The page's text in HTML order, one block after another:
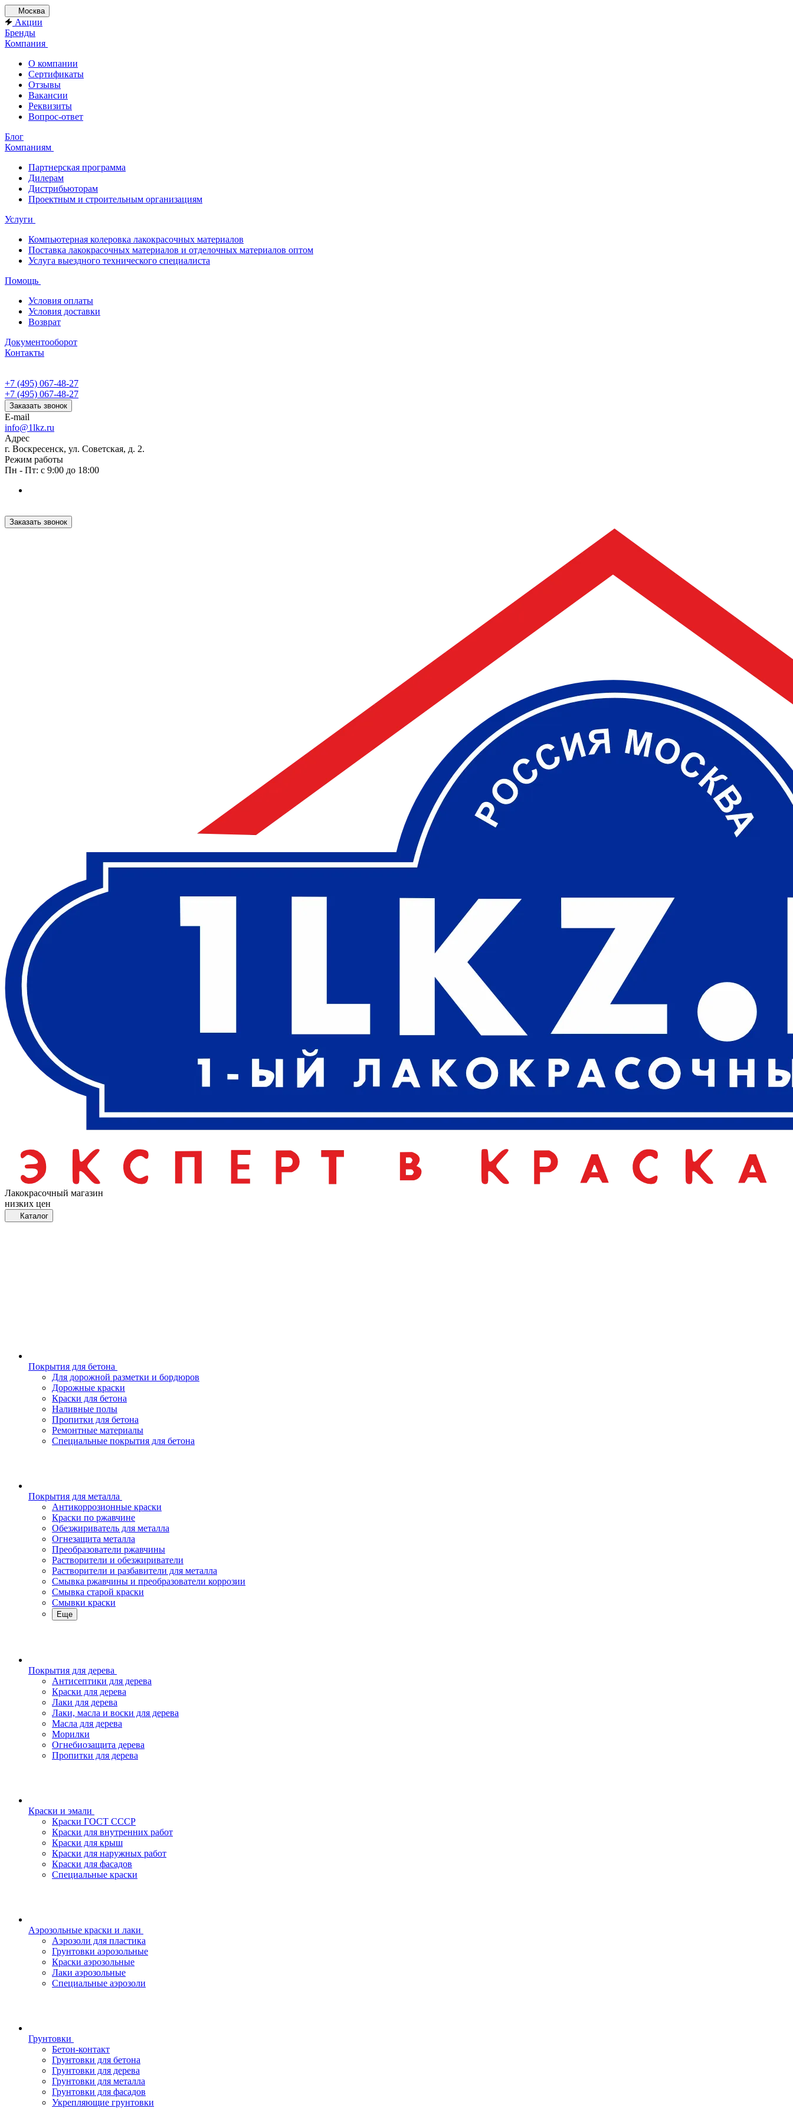
Москва
Акции
Бренды
Компания
О компании
Сертификаты
Отзывы
Вакансии
Реквизиты
Вопрос-ответ
Блог
Компаниям
Партнерская программа
Дилерам
Дистрибьюторам
Проектным и строительным организациям
Услуги
Компьютерная колеровка лакокрасочных материалов
Поставка лакокрасочных материалов и отделочных материалов оптом
Услуга выездного технического специалиста
Помощь
Условия оплаты
Условия доставки
Возврат
Документооборот
Контакты
+7 (495) 067-48-27
+7 (495) 067-48-27
Заказать звонок
E-mail
info@1lkz.ru
Адрес
г. Воскресенск, ул. Советская, д. 2.
Режим работы
Пн - Пт: с 9:00 до 18:00
Заказать звонок
Лакокрасочный магазин
низких цен
Каталог
Покрытия для бетона
Для дорожной разметки и бордюров
Дорожные краски
Краски для бетона
Наливные полы
Пропитки для бетона
Ремонтные материалы
Специальные покрытия для бетона
Покрытия для металла
Антикоррозионные краски
Краски по ржавчине
Обезжириватель для металла
Огнезащита металла
Преобразователи ржавчины
Растворители и обезжириватели
Растворители и разбавители для металла
Смывка ржавчины и преобразователи коррозии
Смывка старой краски
Смывки краски
Еще
Покрытия для дерева
Антисептики для дерева
Краски для дерева
Лаки для дерева
Лаки, масла и воски для дерева
Масла для дерева
Морилки
Огнебиозащита дерева
Пропитки для дерева
Краски и эмали
Краски ГОСТ СССР
Краски для внутренних работ
Краски для крыш
Краски для наружных работ
Краски для фасадов
Специальные краски
Аэрозольные краски и лаки
Аэрозоли для пластика
Грунтовки аэрозольные
Краски аэрозольные
Лаки аэрозольные
Специальные аэрозоли
Грунтовки
Бетон-контакт
Грунтовки для бетона
Грунтовки для дерева
Грунтовки для металла
Грунтовки для фасадов
Укрепляющие грунтовки